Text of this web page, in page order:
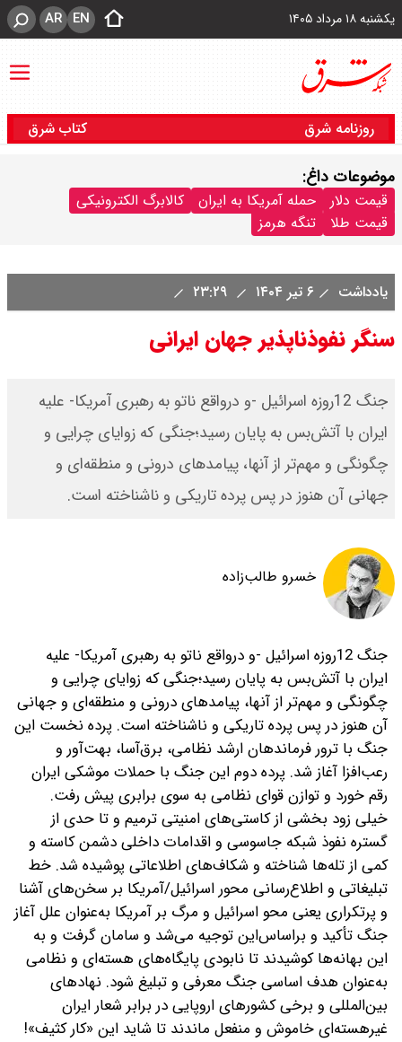
یکشنبه ۱۸ مرداد ۱۴۰۵ EN
AR
روزنامه شرق کتاب شرق
موضوعات داغ:
قیمت دلار حمله آمریکا به ایران
کالابرگ الکترونیکی
قیمت طلا
تنگه هرمز
یادداشت ۶ تیر ۱۴۰۴
سنگر نفوذناپذیر جهان ایرانی
جنگ 12‌روزه اسرائیل -و درواقع ناتو به رهبری آمریکا- علیه
ایران با آتش‌بس به پایان رسید؛جنگی که زوایای چرایی و
چگونگی و مهم‌تر از آنها، پیامدهای درونی و منطقه‌ای و
جهانی آن هنوز در پس پرده تاریکی و ناشناخته است.
خسرو طالب‌زاده
جنگ 12‌روزه اسرائیل -و درواقع ناتو به رهبری آمریکا- علیه
ایران با آتش‌بس به پایان رسید؛جنگی که زوایای چرایی و
چگونگی و مهم‌تر از آنها، پیامدهای درونی و منطقه‌ای و جهانی
آن هنوز در پس پرده تاریکی و ناشناخته است. پرده نخست این
جنگ با ترور فرماندهان ارشد نظامی، برق‌آسا، بهت‌آور و
رعب‌افزا آغاز شد. پرده دوم این جنگ با حملات موشکی ایران
رقم خورد و توازن قوای نظامی به سوی برابری پیش رفت.
خیلی زود بخشی از کاستی‌های امنیتی ترمیم و تا حدی از
گستره نفوذ شبکه جاسوسی و اقدامات داخلی دشمن کاسته و
کمی از تله‌ها شناخته و شکاف‌های اطلاعاتی پوشیده شد. خط
تبلیغاتی و اطلاع‌رسانی محور اسرائیل/آمریکا بر سخن‌های آشنا
و پرتکراری یعنی محو اسرائیل و مرگ بر آمریکا به‌عنوان علل آغاز
جنگ تأکید و بر‌اساس‌این توجیه می‌شد و سامان گرفت و به
این بهانه‌ها کوشیدند تا نابودی پایگاه‌های هسته‌ای و نظامی
به‌عنوان هدف اساسی جنگ معرفی و تبلیغ شود. نهادهای
بین‌المللی و برخی کشورهای اروپایی در برابر شعار ایران
غیرهسته‌ای خاموش و منفعل ماندند تا شاید این «کار کثیف»!